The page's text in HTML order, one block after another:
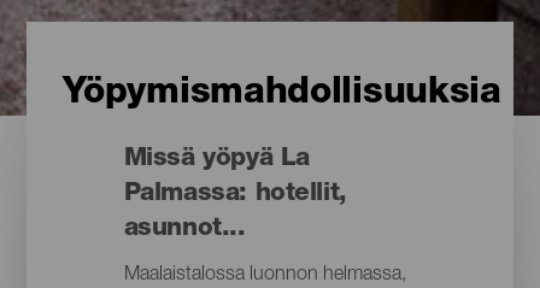
Yöpymismahdollisuuksia
Missä yöpyä La
Palmassa: hotellit,
asunnot...
Maalaistalossa luonnon helmassa,